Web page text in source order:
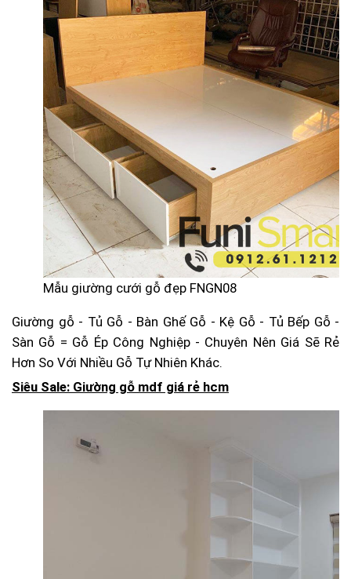
Mẫu giường cưới gỗ đẹp FNGN08
Giường gỗ - Tủ Gỗ - Bàn Ghế Gỗ - Kệ Gỗ - Tủ Bếp Gỗ -
Sàn Gỗ = Gỗ Ép Công Nghiệp - Chuyên Nên Giá Sẽ Rẻ
Hơn So Với Nhiều Gỗ Tự Nhiên Khác.
Siêu Sale: Giường gỗ mdf giá rẻ hcm